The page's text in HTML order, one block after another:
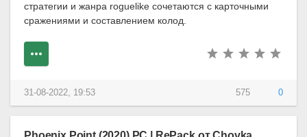
стратегии и жанра roguelike сочетаются с карточными
сражениями и составлением колод.
575 0
31-08-2022, 19:53